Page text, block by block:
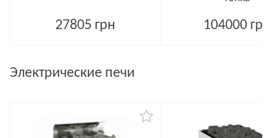
27805 грн 104000 грн
Электрические печи